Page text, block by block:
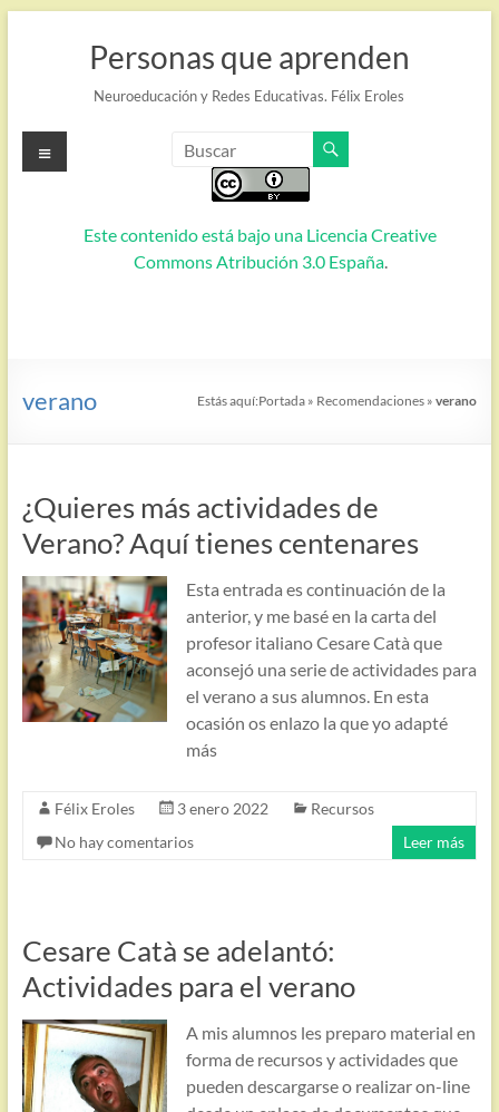
Personas que aprenden
Neuroeducación y Redes Educativas. Félix Eroles
Este contenido está bajo una Licencia Creative
Commons Atribución 3.0 España.
Menú
verano Estás aquí:Portada » Recomendaciones »verano
¿Quieres más actividades de
Verano? Aquí tienes centenares
Esta entrada es continuación de la
anterior, y me basé en la carta del
profesor italiano Cesare Catà que
aconsejó una serie de actividades para
el verano a sus alumnos. En esta
ocasión os enlazo la que yo adapté
más
Félix Eroles 3 enero 2022
Recursos
No hay comentarios
Leer más
Cesare Catà se adelantó:
Actividades para el verano
A mis alumnos les preparo material en
forma de recursos y actividades que
pueden descargarse o realizar on-line